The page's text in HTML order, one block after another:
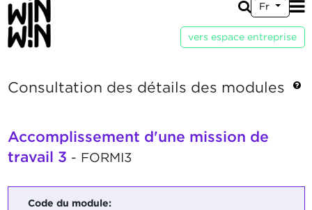
Fr
vers espace entreprise
Consultation des détails des modules
Accomplissement d'une mission de
travail 3 - FORMI3
Code du module: